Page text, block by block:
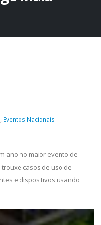
Eventos Nacionais
ano no maior evento de
casos de uso de
e dispositivos usando